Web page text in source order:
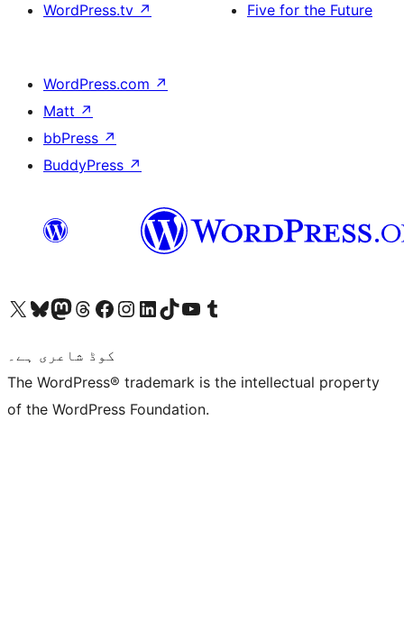
WordPress.tv ↗
Five for the Future
WordPress.com ↗
Matt ↗
bbPress ↗
BuddyPress ↗
Visit our X (formerly Twitter) account
ہمارے بلیواسکائی اکاؤنٹ پر جائیں
Visit our Mastodon account
ہمارے ٹھریڈز اکاؤنٹ پر جائیں
Visit our Facebook page
Visit our Instagram account
Visit our LinkedIn account
ہمارے ٹک ٹاک اکاؤنٹ پر جائیں
Visit our YouTube channel
ہمارے ٹمبلر اکاؤنٹ پر جائیں
کوڈ شاعری ہے۔
The WordPress® trademark is the intellectual property
of the WordPress Foundation.